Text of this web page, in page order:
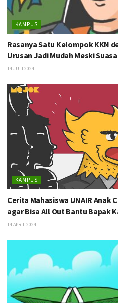
KAMPUS
Rasanya Satu Kelompok KKN
Urusan Jadi Mudah Meski
14 JULI 2024
KAMPUS
Cerita Mahasiswa UNAIR Anak
agar Bisa All Out Bantu Bapak
14 APRIL 2024